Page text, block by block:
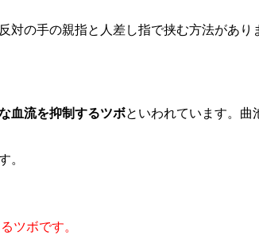
の手の親指と人差し指で挟む方法があ
血流を抑制するツボといわれています。曲
。
ツボです。